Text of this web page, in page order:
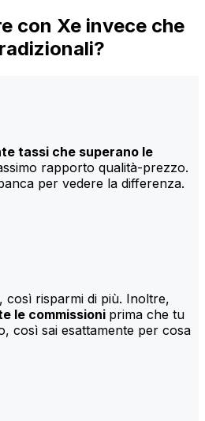
con Xe invece che
tassi che superano le
rapporto qualità-prezzo.
per vedere la differenza.
così risparmi di più. Inoltre,
le commissioni prima che tu
così sai esattamente per cosa